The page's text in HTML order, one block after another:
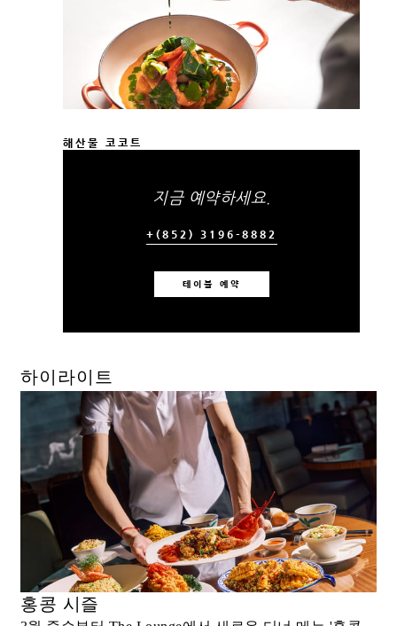
해산물 코코트
지금 예약하세요.
+(852) 3196-8882
테이블 예약
하이라이트
홍콩 시즐